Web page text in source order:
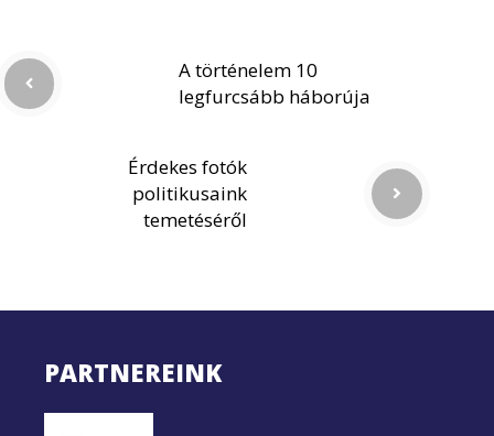
A történelem 10
legfurcsább háborúja
Érdekes fotók
politikusaink
temetéséről
PARTNEREINK